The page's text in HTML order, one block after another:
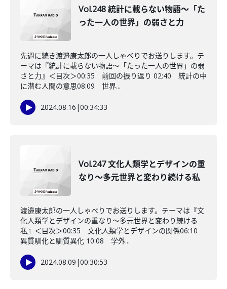
Vol.248 統計に載らない物語〜「た
った一人の世界」の弱さと力
先週に続き渡邉康太郎の一人しゃべりでお送りします。テ
ーマは『統計に載らない物語～「たった一人の世界」の弱
さと力』＜目次＞00:35 前回の振り返り 02:40 統計の中
に潜む人間の意思08:09 世界...
2024.08.16 |00:34:33
Vol.247 文化人類学とデザインの重
なり〜多元世界と変わり続ける私
渡邉康太郎の一人しゃべりでお送りします。テーマは『文
化人類学とデザインの重なり～多元世界と変わり続ける
私』＜目次＞00:35 文化人類学とデザインの関係06:10
異質馴化と馴質異化 10:08 学外...
2024.08.09 |00:30:53